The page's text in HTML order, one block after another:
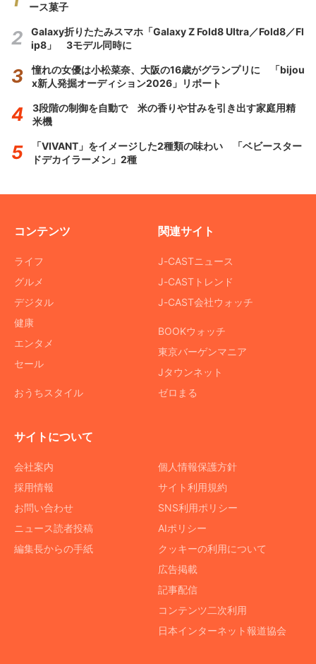
ース菓子
Galaxy折りたたみスマホ「Galaxy Z Fold8 Ultra／Fold8／Fl
ip8」 3モデル同時に
憧れの女優は小松菜奈、大阪の16歳がグランプリに 「bijou
x新人発掘オーディション2026」リポート
3段階の制御を自動で 米の香りや甘みを引き出す家庭用精
米機
「VIVANT」をイメージした2種類の味わい 「ベビースター
ドデカイラーメン」2種
コンテンツ
ライフ
グルメ
デジタル
健康
エンタメ
セール
おうちスタイル
関連サイト
J-CASTニュース
J-CASTトレンド
J-CAST会社ウォッチ
BOOKウォッチ
東京バーゲンマニア
Jタウンネット
ゼロまる
サイトについて
会社案内
採用情報
お問い合わせ
ニュース読者投稿
編集長からの手紙
個人情報保護方針
サイト利用規約
SNS利用ポリシー
AIポリシー
クッキーの利用について
広告掲載
記事配信
コンテンツ二次利用
日本インターネット報道協会